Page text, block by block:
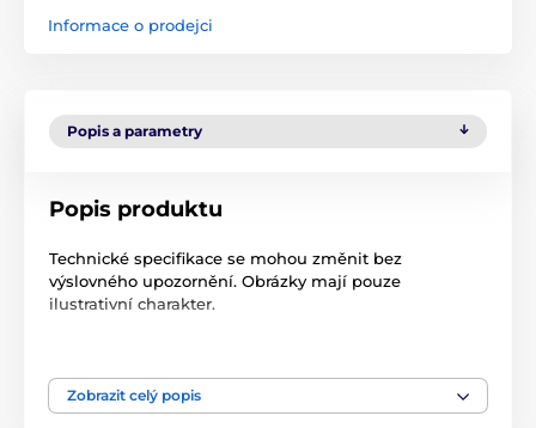
Informace o prodejci
Popis a parametry
Popis produktu
Technické specifikace se mohou změnit bez
výslovného upozornění. Obrázky mají pouze
ilustrativní charakter.
Produkt je zařazen v kategoriích
Zobrazit celý popis